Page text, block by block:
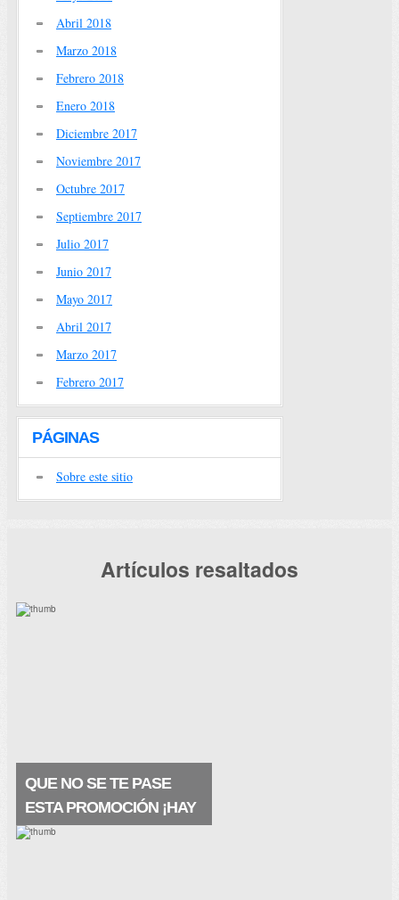
Abril 2018
Marzo 2018
Febrero 2018
Enero 2018
Diciembre 2017
Noviembre 2017
Octubre 2017
Septiembre 2017
Julio 2017
Junio 2017
Mayo 2017
Abril 2017
Marzo 2017
Febrero 2017
PÁGINAS
Sobre este sitio
Artículos resaltados
QUE NO SE TE PASE
ESTA PROMOCIÓN ¡HAY
MUESTRAS A